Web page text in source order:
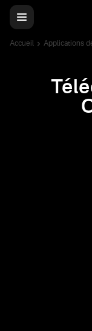
Accueil Applications